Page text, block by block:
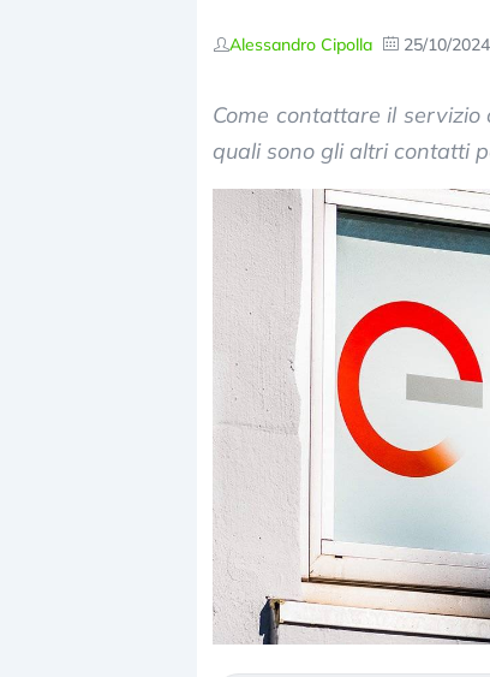
Alessandro Cipolla 25/10/2024
Come contattare il
quali sono gli altri contatti
Dalle
correzione.
repricing degli